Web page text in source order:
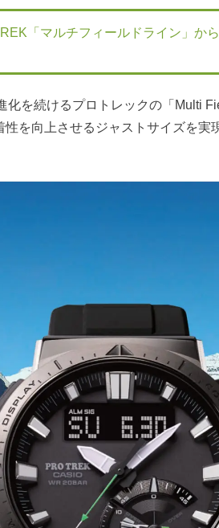
「マルチフィールドライン」か
化を続けるプロトレックの「Multi
性を向上させるジャストサイズを実